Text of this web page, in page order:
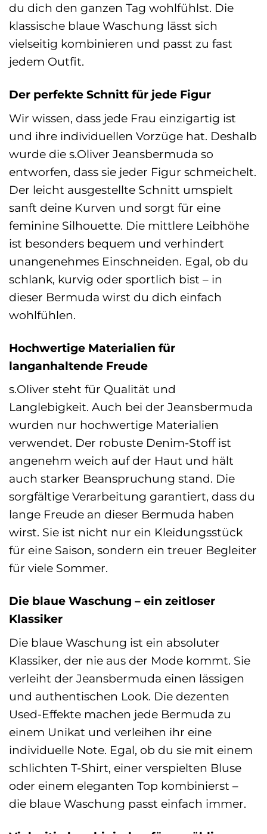
du dich den ganzen Tag wohlfühlst. Die
klassische blaue Waschung lässt sich
vielseitig kombinieren und passt zu fast
jedem Outfit.
Der perfekte Schnitt für jede Figur
Wir wissen, dass jede Frau einzigartig ist
und ihre individuellen Vorzüge hat. Deshalb
wurde die s.Oliver Jeansbermuda so
entworfen, dass sie jeder Figur schmeichelt.
Der leicht ausgestellte Schnitt umspielt
sanft deine Kurven und sorgt für eine
feminine Silhouette. Die mittlere Leibhöhe
ist besonders bequem und verhindert
unangenehmes Einschneiden. Egal, ob du
schlank, kurvig oder sportlich bist – in
dieser Bermuda wirst du dich einfach
wohlfühlen.
Hochwertige Materialien für
langanhaltende Freude
s.Oliver steht für Qualität und
Langlebigkeit. Auch bei der Jeansbermuda
wurden nur hochwertige Materialien
verwendet. Der robuste Denim-Stoff ist
angenehm weich auf der Haut und hält
auch starker Beanspruchung stand. Die
sorgfältige Verarbeitung garantiert, dass du
lange Freude an dieser Bermuda haben
wirst. Sie ist nicht nur ein Kleidungsstück
für eine Saison, sondern ein treuer Begleiter
für viele Sommer.
Die blaue Waschung – ein zeitloser
Klassiker
Die blaue Waschung ist ein absoluter
Klassiker, der nie aus der Mode kommt. Sie
verleiht der Jeansbermuda einen lässigen
und authentischen Look. Die dezenten
Used-Effekte machen jede Bermuda zu
einem Unikat und verleihen ihr eine
individuelle Note. Egal, ob du sie mit einem
schlichten T-Shirt, einer verspielten Bluse
oder einem eleganten Top kombinierst –
die blaue Waschung passt einfach immer.